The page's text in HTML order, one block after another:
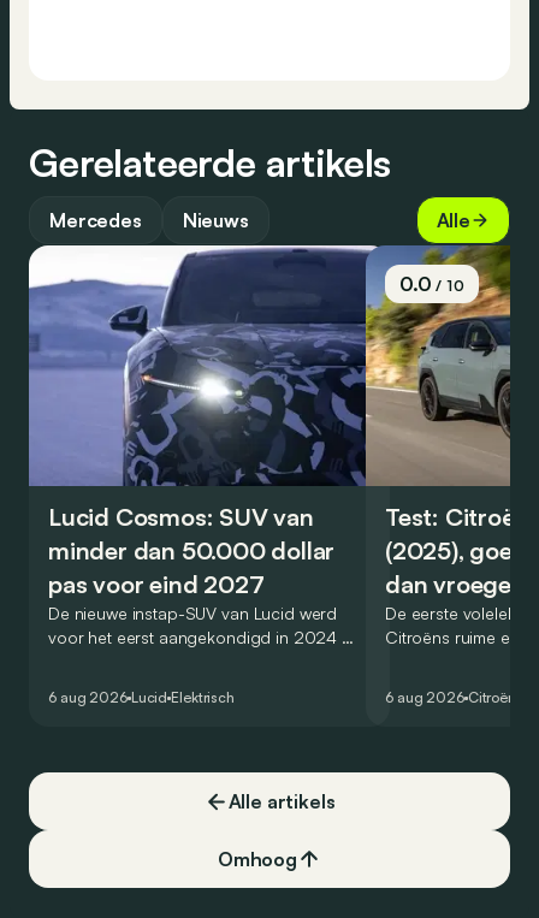
Gerelateerde artikels
Mercedes Nieuws Alle
Lucid Cosmos: SUV van
minder dan 50.000 dollar
pas voor eind 2027
De nieuwe instap-SUV van Lucid werd
voor het eerst aangekondigd in 2024 en
constructeur vervoegen.
6 aug 2026 Lucid Elektrisch
0.0/ 10
Test: Citroën
(2025), goed
dan vroeger
De eerste
Citroëns ruime en
dat ook gelukt?
6 aug 2026 Citroën
Alle artikels
Omhoog